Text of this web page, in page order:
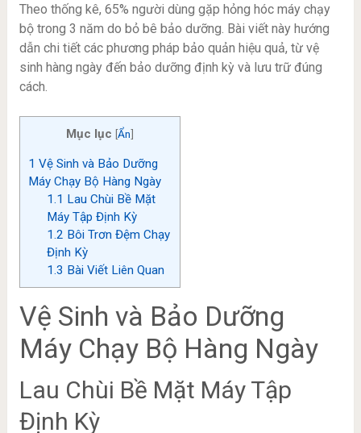
Theo thống kê, 65% người dùng gặp hỏng hóc máy chạy
bộ trong 3 năm do bỏ bê bảo dưỡng. Bài viết này hướng
dẫn chi tiết các phương pháp bảo quản hiệu quả, từ vệ
sinh hàng ngày đến bảo dưỡng định kỳ và lưu trữ đúng
cách.
Mục lục [Ẩn]
1 Vệ Sinh và Bảo Dưỡng
Máy Chạy Bộ Hàng Ngày
1.1 Lau Chùi Bề Mặt
Máy Tập Định Kỳ
1.2 Bôi Trơn Đệm Chạy
Định Kỳ
1.3 Bài Viết Liên Quan
Vệ Sinh và Bảo Dưỡng
Máy Chạy Bộ Hàng Ngày
Lau Chùi Bề Mặt Máy Tập
Định Kỳ